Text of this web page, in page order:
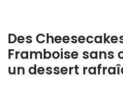
Des
Framboise sans
un dessert